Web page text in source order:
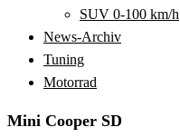
SUV 0-100 km/h
News-Archiv
Tuning
Motorrad
Mini Cooper SD